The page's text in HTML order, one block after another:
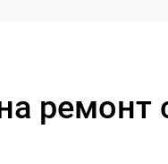
ремонт